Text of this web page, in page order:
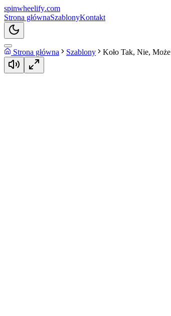
spinwheelify.com
Strona głównaSzablonyKontakt
Strona główna Szablony Koło Tak, Nie, Może